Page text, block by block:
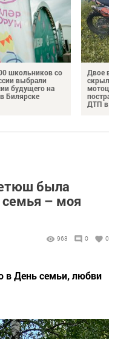
школьников со
выбрали
будущего на
Билярске
Двое
ДТП в
была
семья – моя
963 0 0
в День семьи, любви